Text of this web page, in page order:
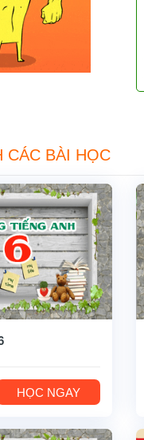
CÁC BÀI HỌC
HỌC NGAY